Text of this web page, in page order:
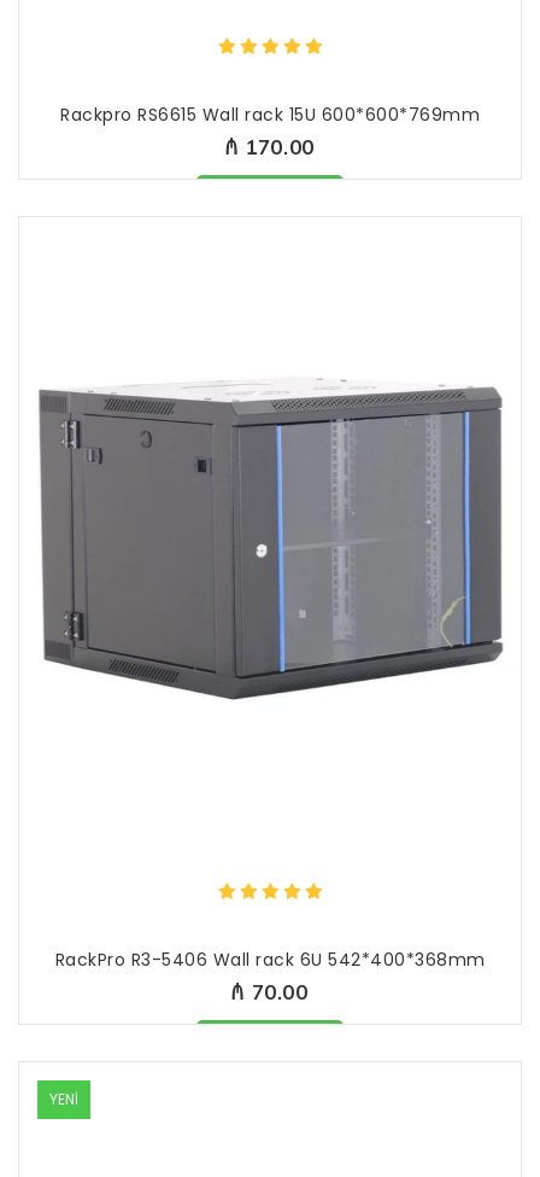
Rackpro RS6615 Wall rack 15U 600*600*769mm
₼ 170.00
Məhsul mövcüddur
RackPro R3-5406 Wall rack 6U 542*400*368mm
₼ 70.00
Məhsul mövcüddur
YENİ